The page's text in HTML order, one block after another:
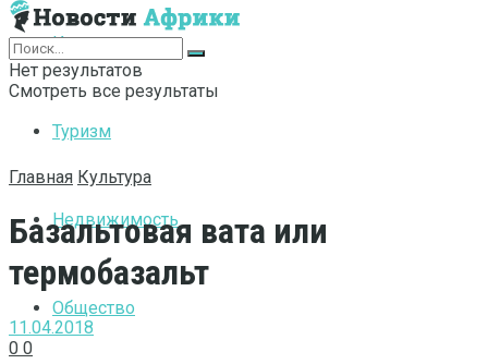
Интернет
Туризм
Недвижимость
Общество
Нет результатов
Смотреть все результаты
Главная Культура
Базальтовая вата или
термобазальт
11.04.2018
0 0